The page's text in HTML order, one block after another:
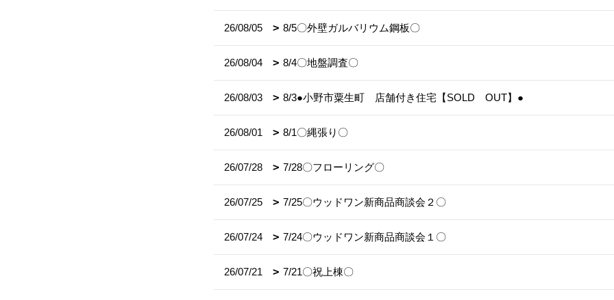
26/08/05 8/5〇外壁ガルバリウム鋼板〇
26/08/04 8/4〇地盤調査〇
26/08/03 8/3●小野市粟生町 店舗付き住宅【SOLD OUT】●
26/08/01 8/1〇縄張り〇
26/07/28 7/28〇フローリング〇
26/07/25 7/25〇ウッドワン新商品商談会２〇
26/07/24 7/24〇ウッドワン新商品商談会１〇
26/07/21 7/21〇祝上棟〇